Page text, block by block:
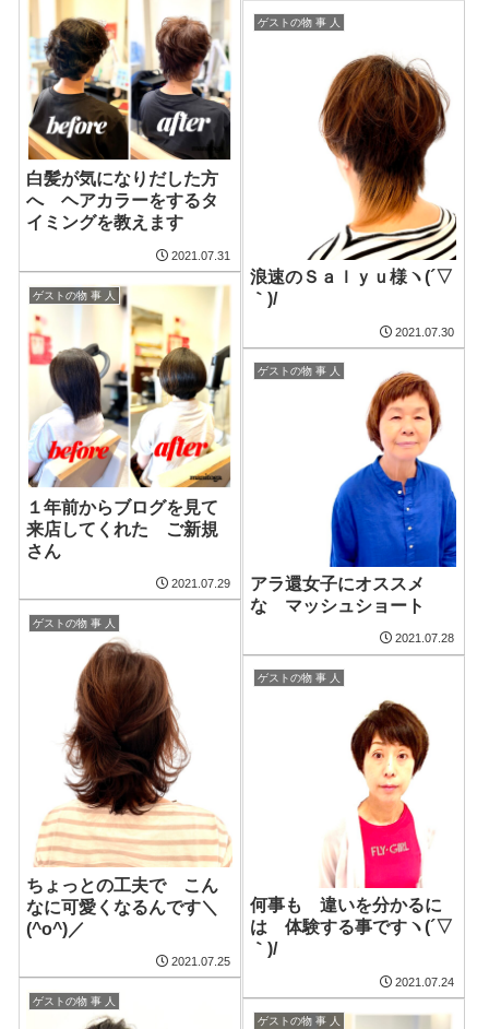
白髪が気になりだした方
へ ヘアカラーをするタ
イミングを教えます
2021.07.31
ゲストの物 事 人
浪速のＳａｌｙｕ様ヽ(´▽
｀)/
2021.07.30
ゲストの物 事 人
１年前からブログを見て
来店してくれた ご新規
さん
2021.07.29
ゲストの物 事 人
アラ還女子にオススメ
な マッシュショート
2021.07.28
ゲストの物 事 人
ちょっとの工夫で こん
なに可愛くなるんです＼
(^o^)／
2021.07.25
ゲストの物 事 人
何事も 違いを分かるに
は 体験する事ですヽ(´▽
｀)/
2021.07.24
ゲストの物 事 人
ゲストの物 事 人